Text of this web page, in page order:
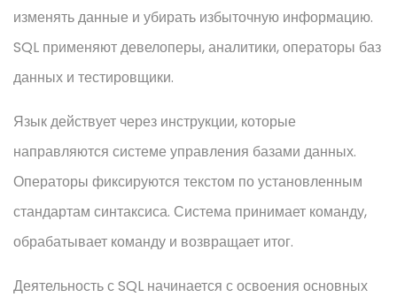
изменять данные и убирать избыточную информацию.
SQL применяют девелоперы, аналитики, операторы баз
данных и тестировщики.
Язык действует через инструкции, которые
направляются системе управления базами данных.
Операторы фиксируются текстом по установленным
стандартам синтаксиса. Система принимает команду,
обрабатывает команду и возвращает итог.
Деятельность с SQL начинается с освоения основных